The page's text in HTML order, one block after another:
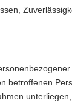
betroffenen